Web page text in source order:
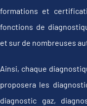
formations et
fonctions de
et sur de nombreuses
Ainsi, chaque
proposera les
diagnostic gaz,